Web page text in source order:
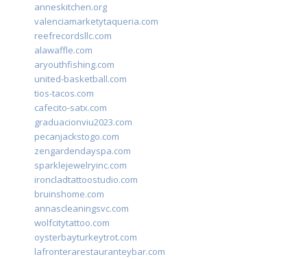
anneskitchen.org
valenciamarketytaqueria.com
reefrecordsllc.com
alawaffle.com
aryouthfishing.com
united-basketball.com
tios-tacos.com
cafecito-satx.com
graduacionviu2023.com
pecanjackstogo.com
zengardendayspa.com
sparklejewelryinc.com
ironcladtattoostudio.com
bruinshome.com
annascleaningsvc.com
wolfcitytattoo.com
oysterbayturkeytrot.com
lafronterarestauranteybar.com